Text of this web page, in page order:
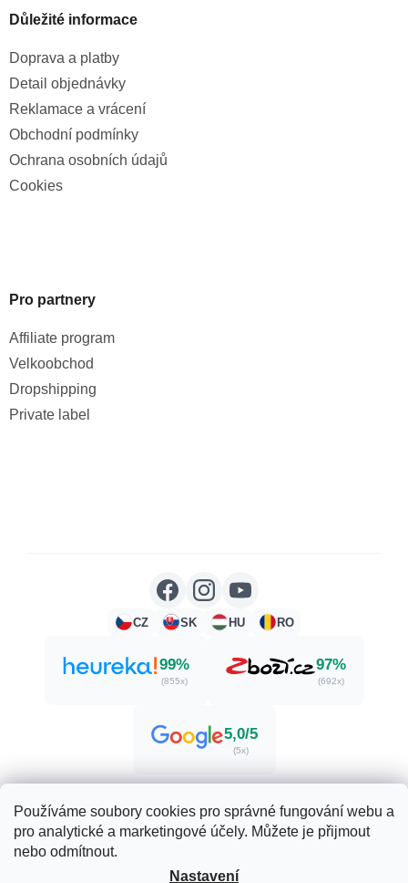
Používáme soubory cookies pro správné fungování webu a
pro analytické a marketingové účely. Můžete je přijmout
nebo odmítnout.
Nastavení
Důležité informace
Doprava a platby
Detail objednávky
Reklamace a vrácení
Obchodní podmínky
Ochrana osobních údajů
Cookies
Pro partnery
Affiliate program
Velkoobchod
Dropshipping
Private label
CZ SK HU RO
99%
(855x)
97%
(692x)
5,0/5
(5x)
Vytvořil Shoptet